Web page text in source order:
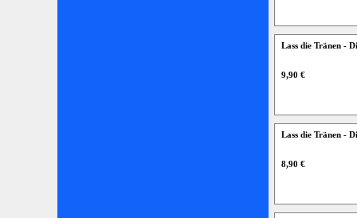
Lass die Tränen -
9,90 €
Lass die Tränen -
8,90 €